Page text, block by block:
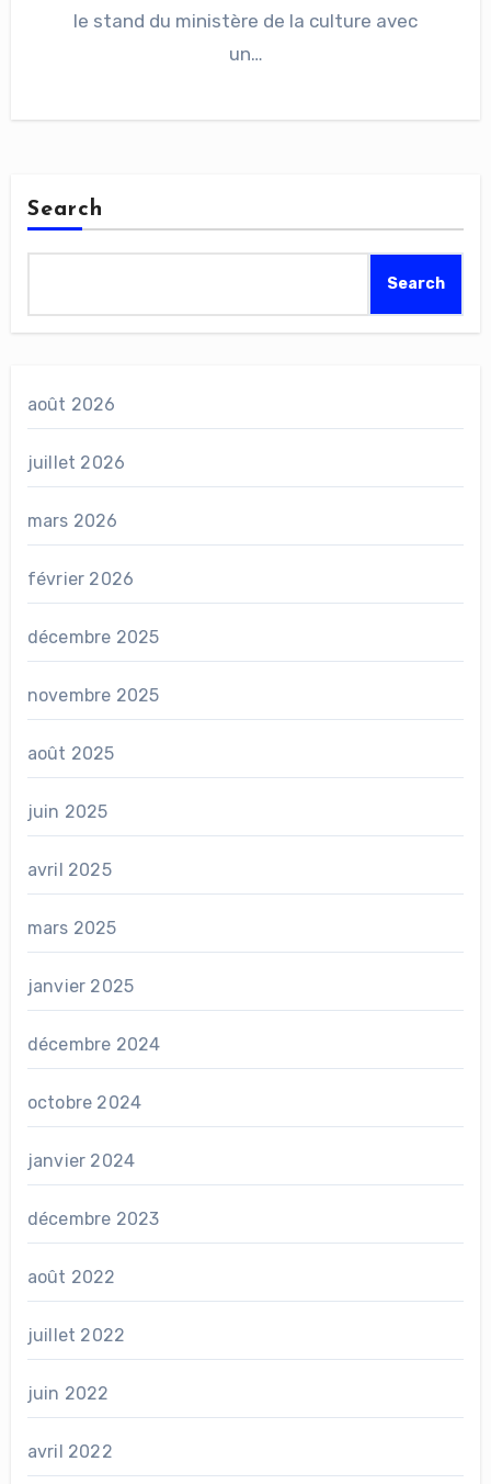
le stand du ministère de la culture avec
un…
Search
Search
août 2026
juillet 2026
mars 2026
février 2026
décembre 2025
novembre 2025
août 2025
juin 2025
avril 2025
mars 2025
janvier 2025
décembre 2024
octobre 2024
janvier 2024
décembre 2023
août 2022
juillet 2022
juin 2022
avril 2022